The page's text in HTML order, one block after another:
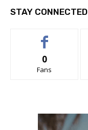
STAY CONNECTED
0
Fans